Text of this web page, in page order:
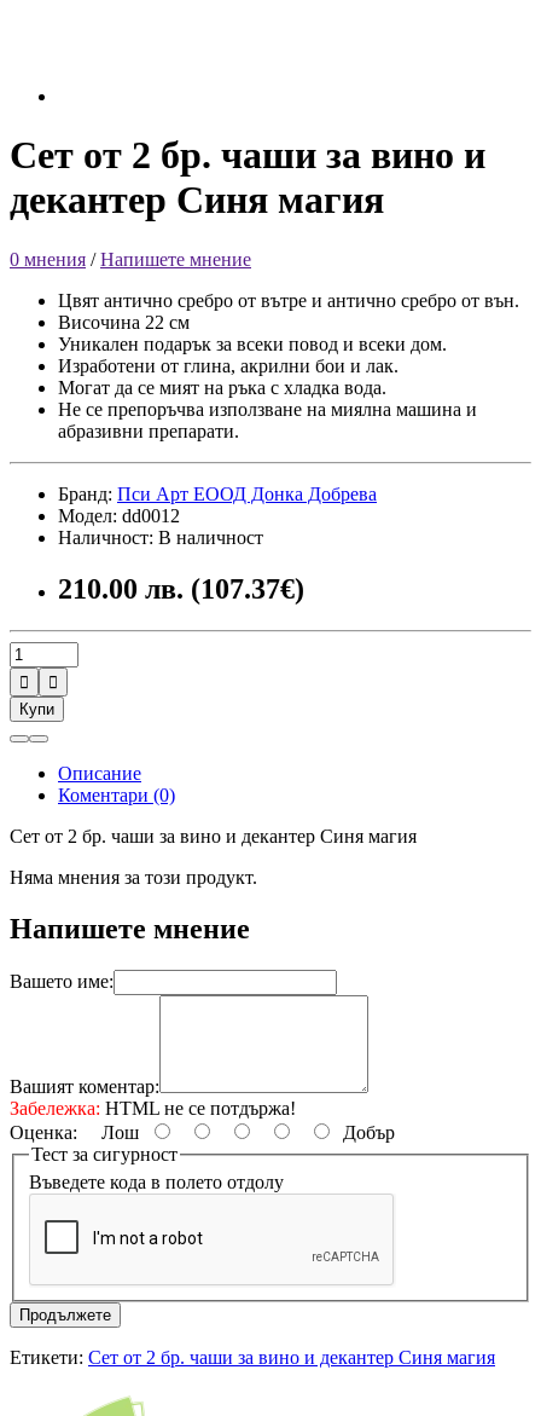
Сет от 2 бр. чаши за вино и
декантер Синя магия
0 мнения /Напишете мнение
Цвят антично сребро от вътре и антично сребро от вън.
Височина 22 см
Уникален подарък за всеки повод и всеки дом.
Изработени от глина, акрилни бои и лак.
Могат да се мият на ръка с хладка вода.
Не се препоръчва използване на миялна машина и
абразивни препарати.
Бранд: Пси Арт ЕООД Донка Добрева
Модел: dd0012
Наличност: В наличност
210.00 лв. (107.37€)


Купи
Описание
Коментари (0)
Сет от 2 бр. чаши за вино и декантер Синя магия
Няма мнения за този продукт.
Напишете мнение
Вашето име:
Вашият коментар:
Забележка: HTML не се потдържа!
Оценка: Лош
Добър
Тест за сигурност
Въведете кода в полето отдолу
Продължете
Етикети: Сет от 2 бр. чаши за вино и декантер Синя магия